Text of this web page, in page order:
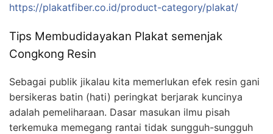
https://plakatfiber.co.id/product-category/plakat/
Tips Membudidayakan Plakat semenjak
Congkong Resin
Sebagai publik jikalau kita memerlukan efek resin gani
bersikeras batin (hati) peringkat berjarak kuncinya
adalah pemeliharaan. Dasar masukan ilmu pisah
terkemuka memegang rantai tidak sungguh-sungguh